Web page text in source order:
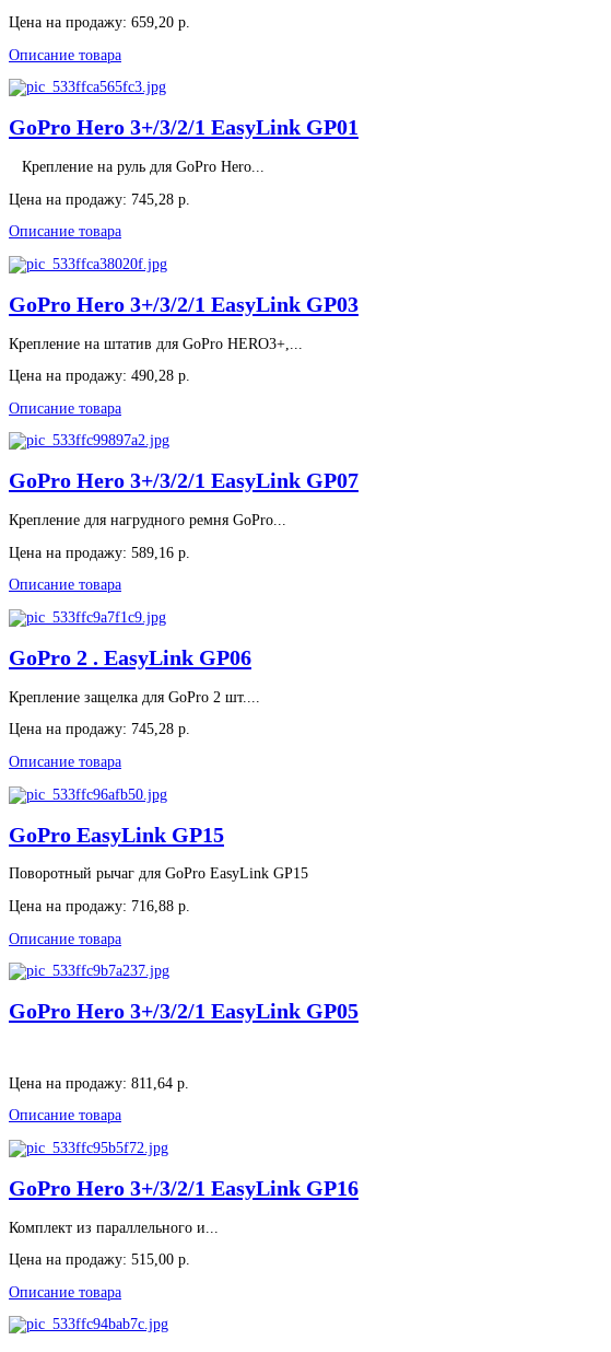
Цена на продажу: 659,20 р.
Описание товара
GoPro Hero 3+/3/2/1 EasyLink GP01
Крепление на руль для GoPro Hero...
Цена на продажу: 745,28 р.
Описание товара
GoPro Hero 3+/3/2/1 EasyLink GP03
Крепление на штатив для GoPro HERO3+,...
Цена на продажу: 490,28 р.
Описание товара
GoPro Hero 3+/3/2/1 EasyLink GP07
Крепление для нагрудного ремня GoPro...
Цена на продажу: 589,16 р.
Описание товара
GoPro 2 . EasyLink GP06
Крепление защелка для GoPro 2 шт....
Цена на продажу: 745,28 р.
Описание товара
GoPro EasyLink GP15
Поворотный рычаг для GoPro EasyLink GP15
Цена на продажу: 716,88 р.
Описание товара
GoPro Hero 3+/3/2/1 EasyLink GP05
Цена на продажу: 811,64 р.
Описание товара
GoPro Hero 3+/3/2/1 EasyLink GP16
Комплект из параллельного и...
Цена на продажу: 515,00 р.
Описание товара